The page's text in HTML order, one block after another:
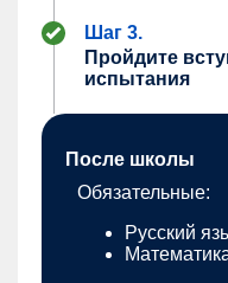
Шаг 3.
Пройдите
испытания
После школы
Обязательные:
Русский